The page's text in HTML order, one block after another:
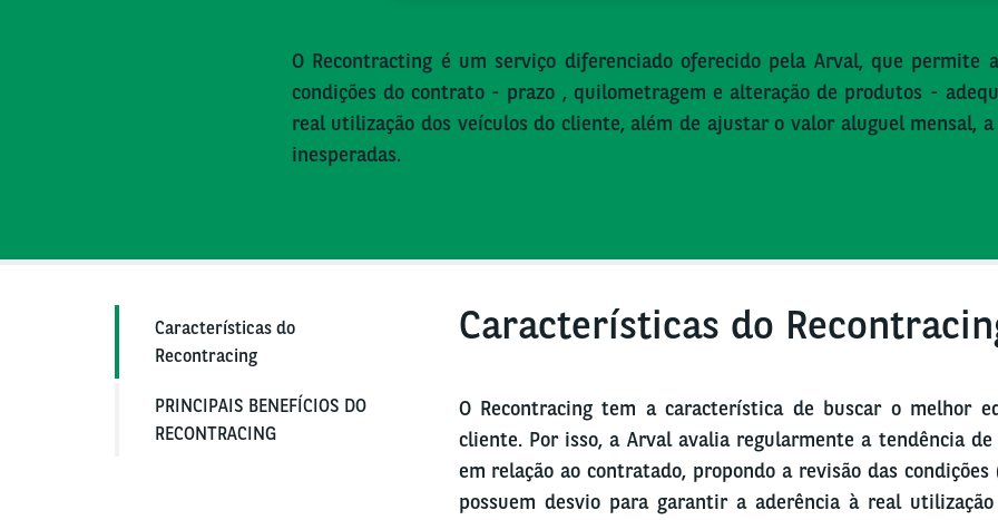
O Recontracting é um serviço diferenciado oferecido pela Arval, que permite
condições do contrato - prazo , quilometragem e alteração de produtos -
real utilização dos veículos do cliente, além de ajustar o valor aluguel mensal,
inesperadas.
Características do
Recontracing
PRINCIPAIS BENEFÍCIOS DO
RECONTRACING
Características do
O Recontracingtem a característica de buscar o melhor
cliente. Por isso, a Arval avalia regularmente a tendência
em relação ao contratado, propondo a revisão das
possuem desvio para garantir a aderência à real